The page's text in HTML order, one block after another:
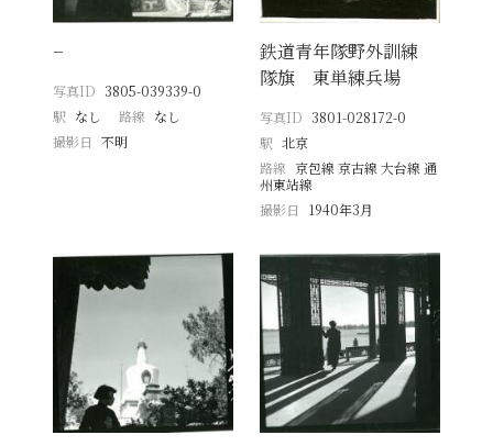
−
写真ID 3805-039339-0
駅 なし 路線 なし
撮影日
不明
鉄道青年隊野外訓練
隊旗 東単練兵場
写真ID 3801-028172-0
駅 北京
路線 京包線 京古線 大台線 通
州東站線
撮影日
1940年3月